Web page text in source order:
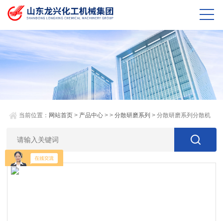
当前位置： 网站首页 > 产品中心 > >分散研磨系列 > 分散研磨系列分散机